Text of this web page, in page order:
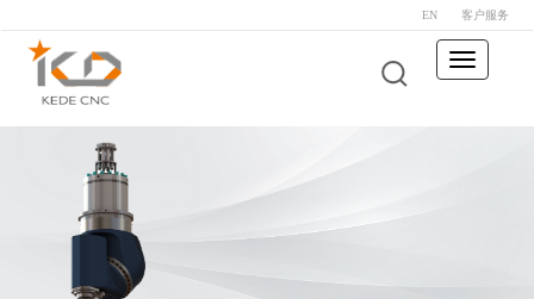
EN 客户服务
Toggle
navigation